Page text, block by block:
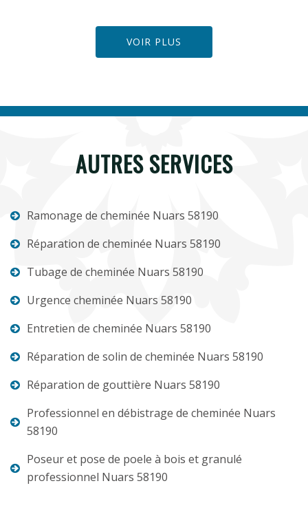
VOIR PLUS
AUTRES SERVICES
Ramonage de cheminée Nuars 58190
Réparation de cheminée Nuars 58190
Tubage de cheminée Nuars 58190
Urgence cheminée Nuars 58190
Entretien de cheminée Nuars 58190
Réparation de solin de cheminée Nuars 58190
Réparation de gouttière Nuars 58190
Professionnel en débistrage de cheminée Nuars
58190
Poseur et pose de poele à bois et granulé
professionnel Nuars 58190